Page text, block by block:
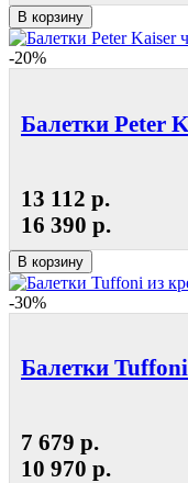
В корзину
-20%
Балетки Peter
13 112 р.
16 390 р.
В корзину
-30%
Балетки
7 679 р.
10 970 р.